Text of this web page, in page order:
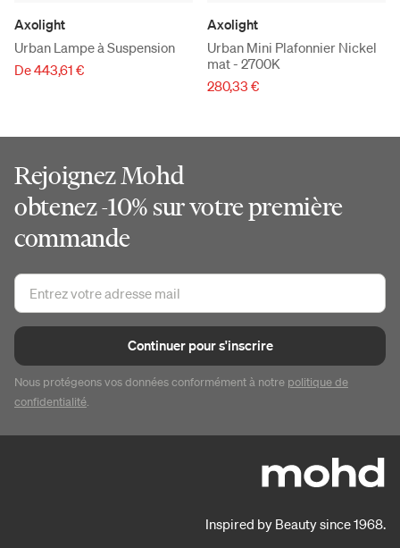
Axolight
Urban Lampe à Suspension
De 443,61 €
Axolight
Urban Mini Plafonnier Nickel
mat - 2700K
280,33 €
Rejoignez Mohd
obtenez -10% sur votre première
commande
Continuer pour s'inscrire
Nous protégeons vos données conformément à notre politique de
confidentialité.
Inspired by Beauty since 1968.